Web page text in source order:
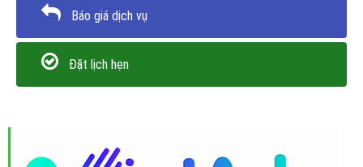
Báo giá dịch vụ
Đặt lịch hẹn